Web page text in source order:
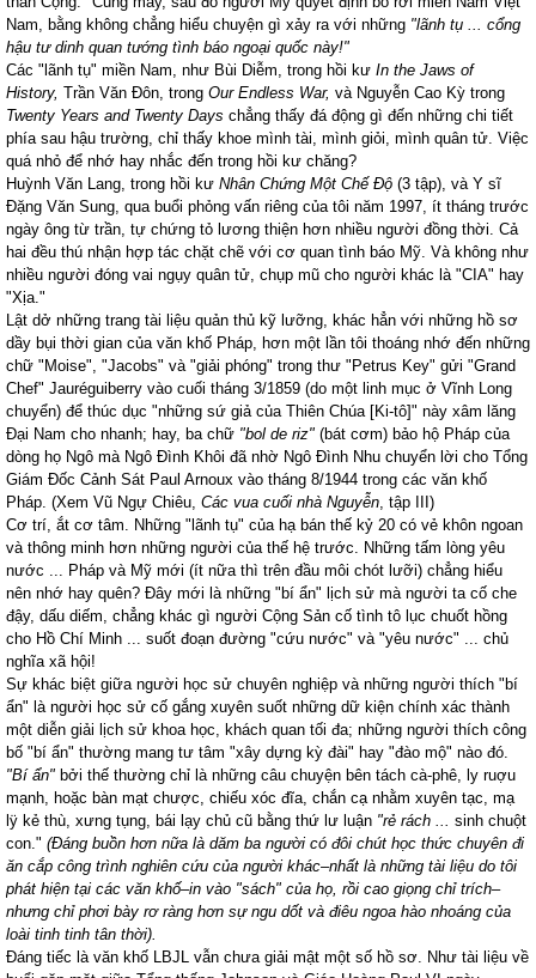
Nam, bằng không chẳng hiểu chuyện gì xảy ra với những "lãnh tụ ... cổng
hậu tư dinh quan tướng tình báo ngoại quốc này!"
Các "lãnh tụ" miền Nam, như Bùi Diễm, trong hồi kư In the Jaws of
History, Trần Văn Đôn, trong Our Endless War, và Nguyễn Cao Kỳ trong
Twenty Years and Twenty Days chẳng thấy đá động gì đến những chi tiết
phía sau hậu trường, chỉ thấy khoe mình tài, mình giỏi, mình quân tử. Việc
quá nhỏ để nhớ hay nhắc đến trong hồi kư chăng?
Huỳnh Văn Lang, trong hồi kư Nhân Chứng Một Chế Độ (3 tập), và Y sĩ
Đặng Văn Sung, qua buổi phỏng vấn riêng của tôi năm 1997, ít tháng trước
ngày ông từ trần, tự chứng tỏ lương thiện hơn nhiều người đồng thời. Cả
hai đều thú nhận hợp tác chặt chẽ với cơ quan tình báo Mỹ. Và không như
nhiều người đóng vai ngụy quân tử, chụp mũ cho người khác là "CIA" hay
"Xịa."
Lật dở những trang tài liệu quản thủ kỹ lưỡng, khác hẳn với những hồ sơ
dầy bụi thời gian của văn khố Pháp, hơn một lần tôi thoáng nhớ đến những
chữ "Moise", "Jacobs" và "giải phóng" trong thư "Petrus Key" gửi "Grand
Chef" Jauréguiberry vào cuối tháng 3/1859 (do một linh mục ở Vĩnh Long
chuyển) để thúc dục "những sứ giả của Thiên Chúa [Ki-tô]" này xâm lăng
Đại Nam cho nhanh; hay, ba chữ "bol de riz" (bát cơm) bảo hộ Pháp của
dòng họ Ngô mà Ngô Đình Khôi đã nhờ Ngô Đình Nhu chuyển lời cho Tổng
Giám Đốc Cảnh Sát Paul Arnoux vào tháng 8/1944 trong các văn khố
Pháp. (Xem Vũ Ngự Chiêu, Các vua cuối nhà Nguyễn, tập III)
Cơ trí, ắt cơ tâm. Những "lãnh tụ" của hạ bán thế kỷ 20 có vẻ khôn ngoan
và thông minh hơn những người của thế hệ trước. Những tấm lòng yêu
nước ... Pháp và Mỹ mới (ít nữa thì trên đầu môi chót lưỡi) chẳng hiểu
nên nhớ hay quên? Đây mới là những "bí ẩn" lịch sử mà người ta cố che
đậy, dấu diếm, chẳng khác gì người Cộng Sản cố tình tô lục chuốt hồng
cho Hồ Chí Minh ... suốt đoạn đường "cứu nước" và "yêu nước" ... chủ
nghĩa xã hội!
Sự khác biệt giữa người học sử chuyên nghiệp và những người thích "bí
ẩn" là người học sử cố gắng xuyên suốt những dữ kiện chính xác thành
một diễn giải lịch sử khoa học, khách quan tối đa; những người thích công
bố "bí ẩn" thường mang tư tâm "xây dựng kỳ đài" hay "đào mộ" nào đó.
"Bí ẩn" bởi thế thường chỉ là những câu chuyện bên tách cà-phê, ly ruợu
mạnh, hoặc bàn mạt chược, chiếu xóc đĩa, chắn cạ nhằm xuyên tạc, mạ
lÿ kẻ thù, xưng tụng, bái lạy chủ cũ bằng thứ lư luận "rẻ rách ... sinh chuột
con." (Đáng buồn hơn nữa là dăm ba người có đôi chút học thức chuyên đi
ăn cắp công trình nghiên cứu của người khác–nhất là những tài liệu do tôi
phát hiện tại các văn khố–in vào "sách" của họ, rồi cao giọng chỉ trích–
nhưng chỉ phơi bày rơ ràng hơn sự ngu dốt và điêu ngoa hào nhoáng của
loài tinh tinh tân thời).
Đáng tiếc là văn khố LBJL vẫn chưa giải mật một số hồ sơ. Như tài liệu về